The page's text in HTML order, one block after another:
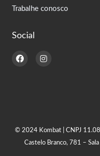
Social
F
a
I
n
Trabalhe conosco
© 2024 Kombat | CNPJ
Castelo Branco, 781 –